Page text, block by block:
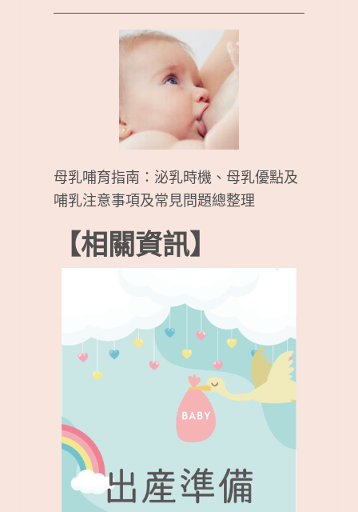
母乳哺育指南：泌乳時機、母乳優點及
哺乳注意事項及常見問題總整理
【相關資訊】